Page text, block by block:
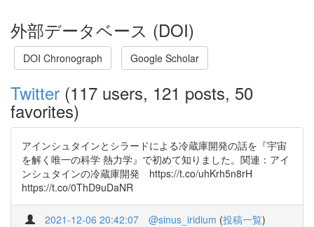
外部データベース (DOI)
DOI Chronograph Google Scholar
Twitter (117 users, 121 posts, 50
favorites)
アインシュタインとシラードによる冷蔵庫開発の話を『宇宙
を解く唯一の科学 熱力学』で初めて知りました。関連：アイ
ンシュタインの冷蔵庫開発 https://t.co/uhKrh5n8rH
https://t.co/0ThD9uDaNR
2021-12-06 20:42:07 @sinus_iridium (投稿一覧)